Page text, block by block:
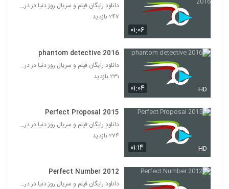
۰۱:۰۶
دانلود رایگان فیلم و سریال روز دنیا در درامافا
۲۴۷ بازدید
۰۱:۰۴ HD
phantom detective 2016
دانلود رایگان فیلم و سریال روز دنیا در درامافا
۲۳۱ بازدید
۰۱:۱۴ HD
Perfect Proposal 2015
دانلود رایگان فیلم و سریال روز دنیا در درامافا
۲۷۴ بازدید
Perfect Number 2012
دانلود رایگان فیلم و سریال روز دنیا در درامافا